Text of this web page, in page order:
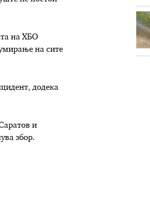
на ХБО
на сите
додека
и
збор.